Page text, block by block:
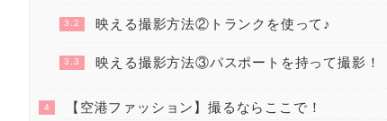
3.2 映える撮影方法②トランクを使って♪
3.3 映える撮影方法③パスポートを持って撮影！
4 【空港ファッション】撮るならここで！